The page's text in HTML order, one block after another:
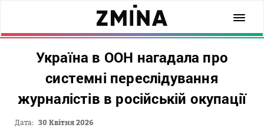
Україна в ООН нагадала про
системні переслідування
журналістів в російській окупації
Дата: 30 Квітня 2026